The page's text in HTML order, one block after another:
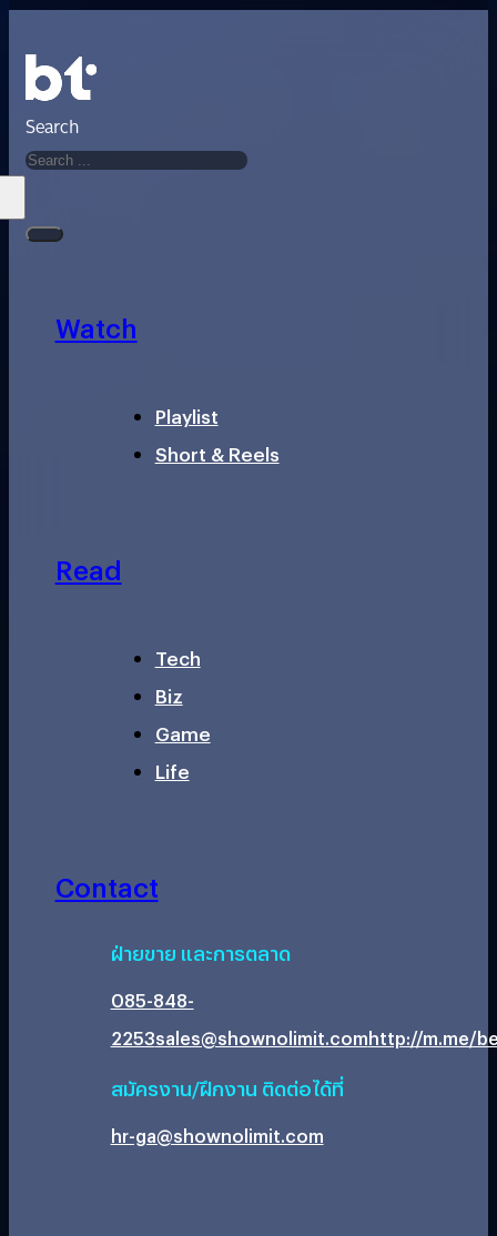
Search
Watch
Playlist
Short & Reels
Read
Tech
Biz
Game
Life
Contact
ฝ่ายขาย และการตลาด
085-848-
2253sales@shownolimit.comhttp://m.me/
สมัครงาน/ฝึกงาน ติดต่อได้ที่
hr-ga@shownolimit.com